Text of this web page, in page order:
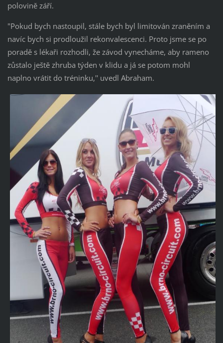
polovině září.
"Pokud bych nastoupil, stále bych byl limitován zraněním a
navíc bych si prodloužil rekonvalescenci. Proto jsme se po
poradě s lékaři rozhodli, že závod vynecháme, aby rameno
zůstalo ještě zhruba týden v klidu a já se potom mohl
naplno vrátit do tréninku,'' uvedl Abraham.